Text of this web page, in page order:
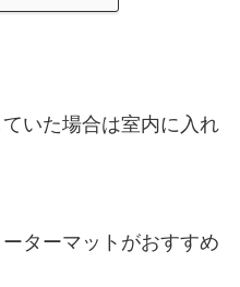
いた場合は室内に入れ
ターマットがおすすめ